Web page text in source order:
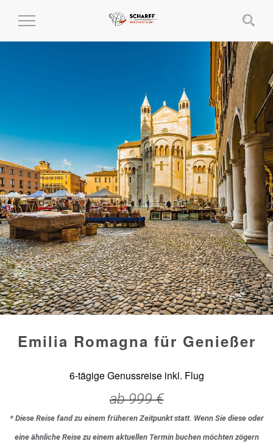
MENÜ
Emilia Romagna für Genießer
6-tägige Genussreise inkl. Flug
ab999 €
* Diese Reise fand zu einem früheren Zeitpunkt statt. Wenn Sie diese oder
eine ähnliche Reise zu einem aktuellen Termin buchen möchten zögern